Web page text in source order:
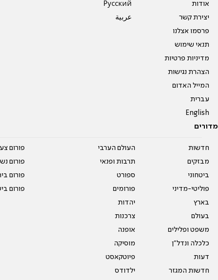
אודות
יצירת קשר
פרסמו אצלנו
תנאי שימוש
מדיניות פרטיות
הצהרת נגישות
המייל האדום
עברית
English
Pусский
عربية
מדורים
חדשות
מבזקים
ביטחוני
פוליטי-מדיני
בארץ
בעולם
משפט ופלילים
כלכלה ונדל"ן
דעות
חדשות המגזר
העולם הערבי
תרבות ופנאי
ספורט
פורומים
יהדות
צרכנות
אופנה
מוסיקה
פיוטקאסט
ילדודס
פורום
פורום
פורום
פורום